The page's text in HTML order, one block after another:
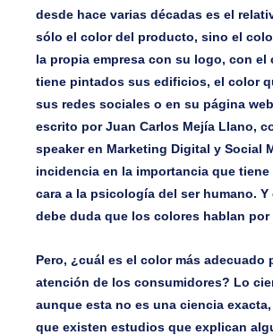
desde hace varias décadas es el
sólo el color del producto, sino el
la propia empresa con su logo, con el
tiene pintados sus edificios, el color
sus redes sociales o en su página
escrito por Juan Carlos Mejía Llano,
speaker en Marketing Digital y Social
incidencia en la importancia que tiene
cara a la psicología del ser humano. Y
debe duda que los colores hablan por
Pero, ¿cuál es el color más adecuado
atención de los consumidores? Lo
aunque esta no es una ciencia
que existen estudios que explican